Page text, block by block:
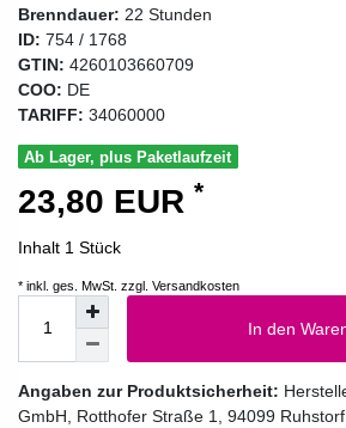
Brenndauer: 22 Stunden
ID: 754 / 1768
GTIN: 4260103660709
COO: DE
TARIFF: 34060000
Ab Lager, plus Paketlaufzeit
23,80 EUR *
Inhalt 1 Stück
* inkl. ges. MwSt. zzgl. Versandkosten
In den
Angaben zur Produktsicherheit:
GmbH
Rotthofer Straße 1 94099 Ruhstorf